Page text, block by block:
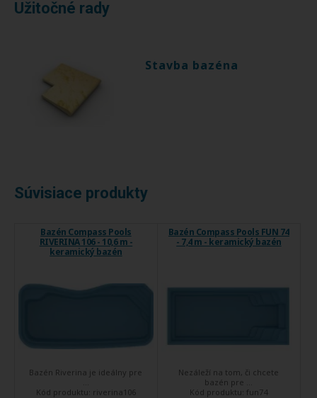
Užitočné rady
Stavba bazéna
Súvisiace produkty
Bazén Compass Pools
RIVERINA 106 - 10,6 m -
keramický bazén
Bazén Riverina je ideálny pre
Kód produktu: riverina106
Bazén Compass Pools FUN 74
- 7,4 m - keramický bazén
Nezáleží na tom, či chcete
bazén pre ...
Kód produktu: fun74